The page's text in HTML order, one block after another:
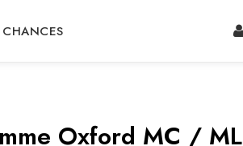
CHANCES
Oxford MC / ML